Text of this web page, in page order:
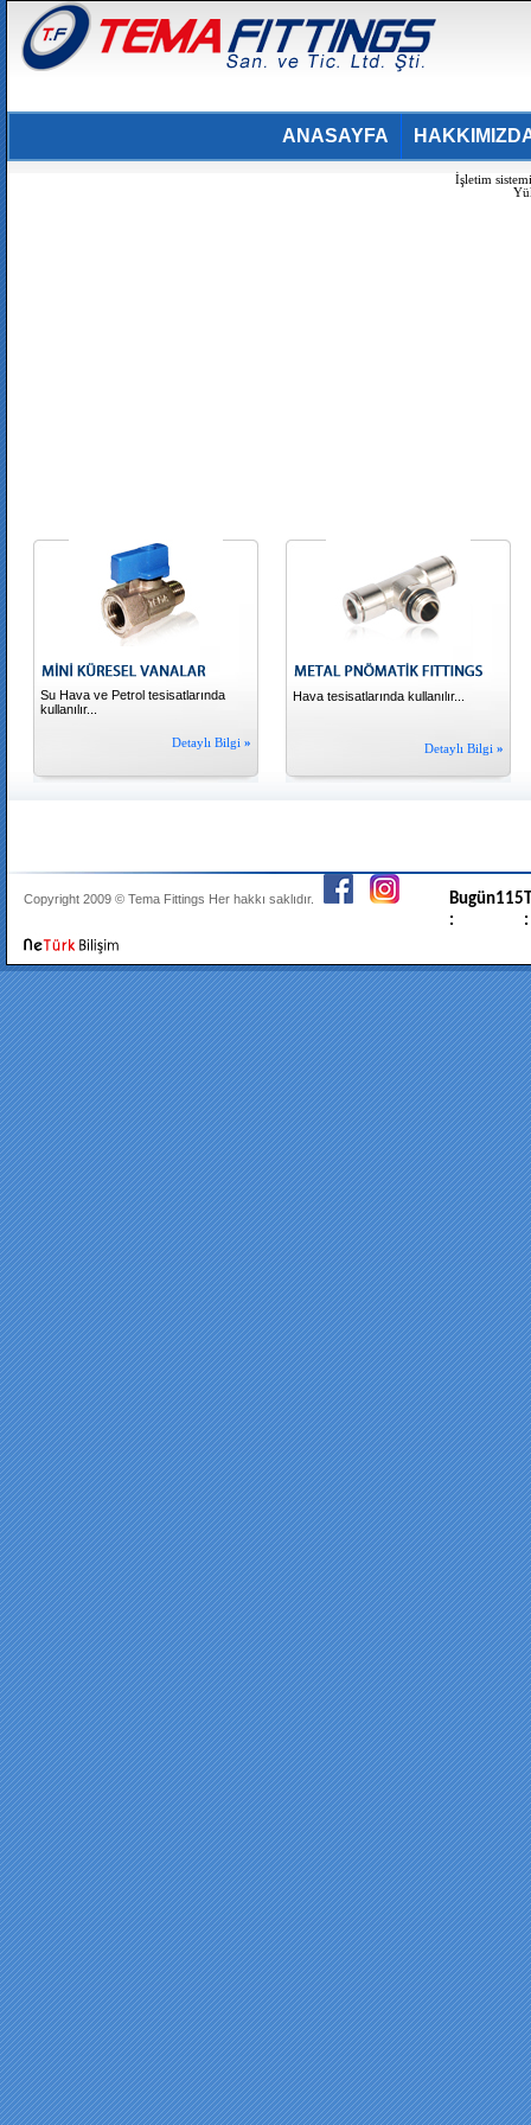
ANASAYFA
İşletim
Su Hava ve Petrol tesisatlarında
kullanılır...
Detaylı Bilgi »
Hava tesisatlarında kullanılır...
Detaylı Bilgi »
Copyright 2009 © Tema Fittings Her hakkı saklıdır.
Bugün
:
115
: